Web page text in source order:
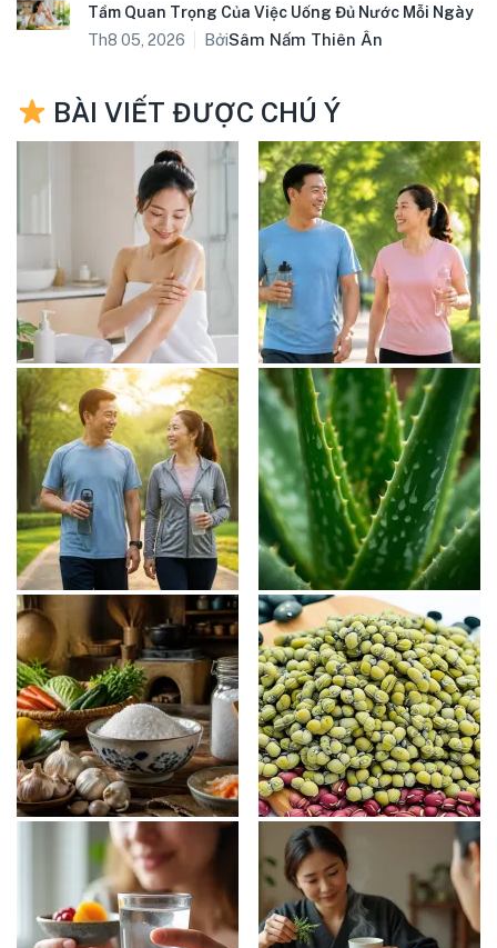
Tầm Quan Trọng Của Việc Uống Đủ Nước Mỗi Ngày
Th8 05, 2026
BởiSâm Nấm Thiên Ân
BÀI VIẾT ĐƯỢC CHÚ Ý